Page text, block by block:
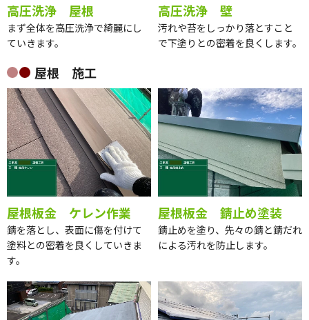
高圧洗浄 屋根
まず全体を高圧洗浄で綺麗にし
ていきます。
高圧洗浄 壁
汚れや苔をしっかり落とすこと
で下塗りとの密着を良くします。
屋根 施工
屋根板金 ケレン作業
錆を落とし、表面に傷を付けて
塗料との密着を良くしていきま
す。
屋根板金 錆止め塗装
錆止めを塗り、先々の錆と錆だれ
による汚れを防止します。